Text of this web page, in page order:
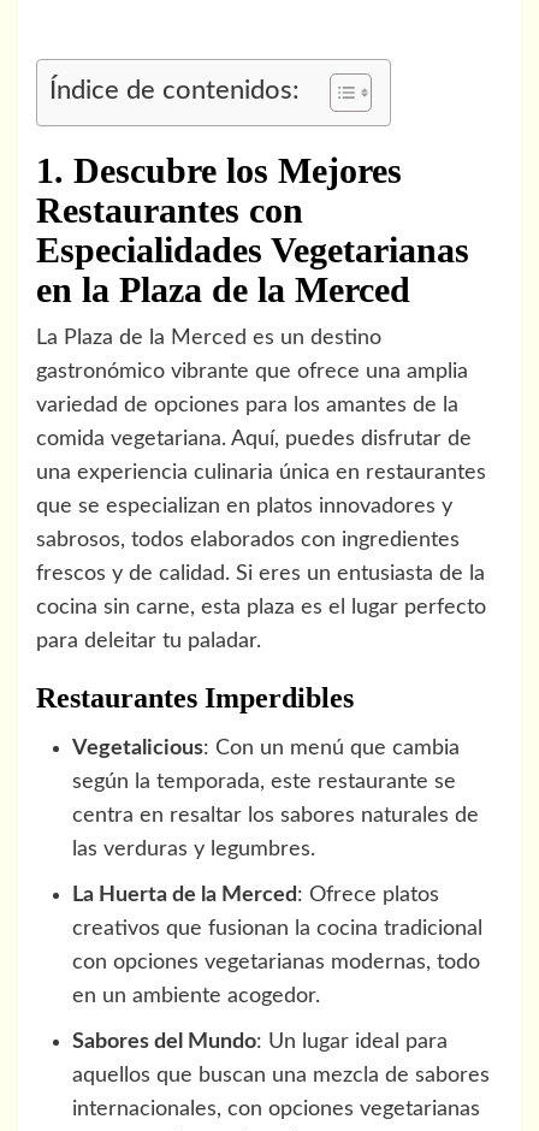
Índice de contenidos:
1. Descubre los Mejores
Restaurantes con
Especialidades Vegetarianas
en la Plaza de la Merced
La Plaza de la Merced es un destino
gastronómico vibrante que ofrece una amplia
variedad de opciones para los amantes de la
comida vegetariana. Aquí, puedes disfrutar de
una experiencia culinaria única en restaurantes
que se especializan en platos innovadores y
sabrosos, todos elaborados con ingredientes
frescos y de calidad. Si eres un entusiasta de la
cocina sin carne, esta plaza es el lugar perfecto
para deleitar tu paladar.
Restaurantes Imperdibles
Vegetalicious: Con un menú que cambia
según la temporada, este restaurante se
centra en resaltar los sabores naturales de
las verduras y legumbres.
La Huerta de la Merced: Ofrece platos
creativos que fusionan la cocina tradicional
con opciones vegetarianas modernas, todo
en un ambiente acogedor.
Sabores del Mundo: Un lugar ideal para
aquellos que buscan una mezcla de sabores
internacionales, con opciones vegetarianas